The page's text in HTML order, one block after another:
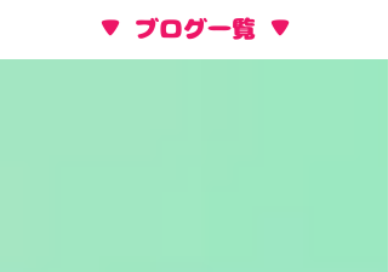
​▼ ブログ一覧 ▼